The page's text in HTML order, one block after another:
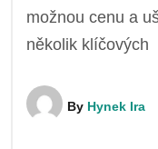
možnou cenu a
několik klíčových
By Hynek Ira